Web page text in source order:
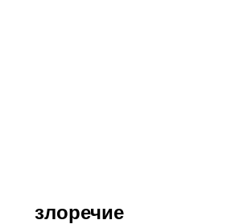
злоречие